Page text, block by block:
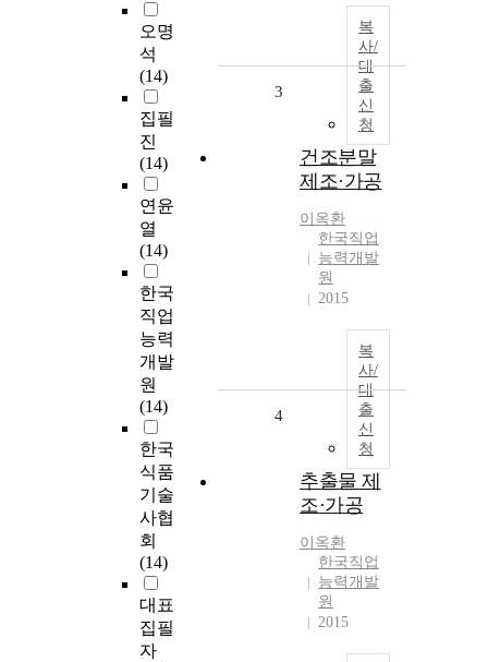
오명
석
(14)
집필
진
(14)
연윤
열
(14)
한국
직업
능력
개발
원
(14)
한국
식품
기술
사협
회
(14)
대표
집필
자
복
사/
대
출
신
청
3
건조분말
제조·가공
이옥환
한국직업
능력개발
원
2015
복
사/
대
출
신
청
4
추출물 제
조·가공
이옥환
한국직업
능력개발
원
2015